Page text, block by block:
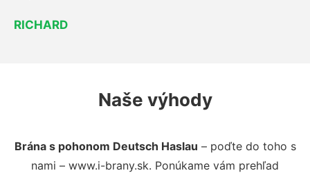
RICHARD
Naše výhody
Brána s pohonom Deutsch Haslau – poďte do toho s
nami – www.i-brany.sk. Ponúkame vám prehľad